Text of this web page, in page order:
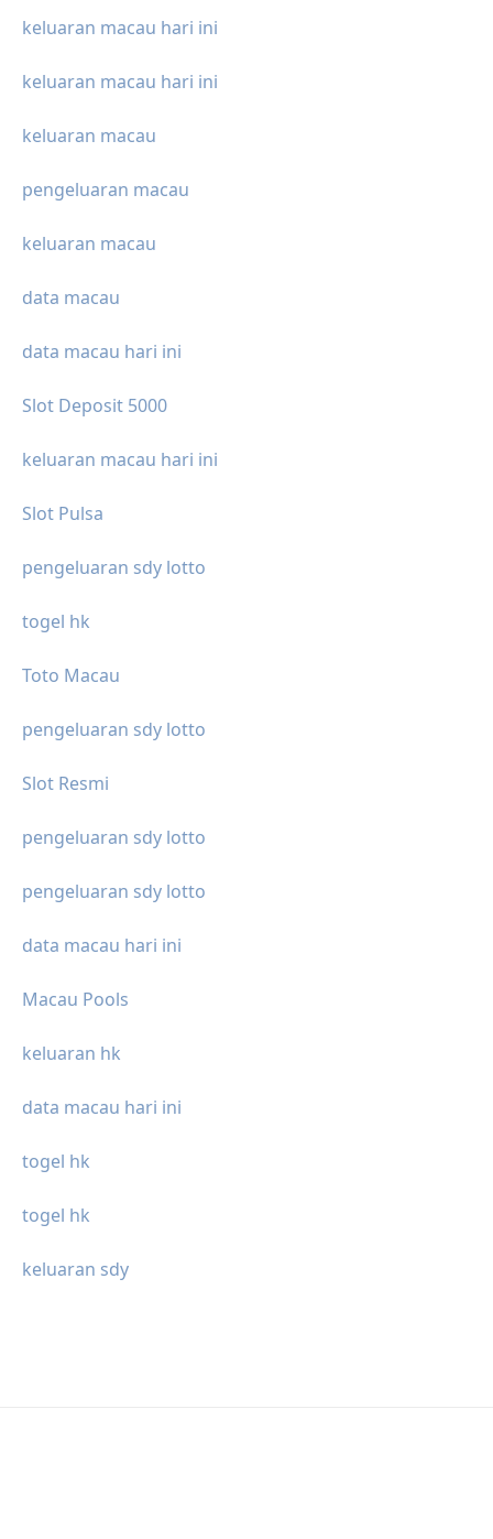
keluaran macau hari ini
keluaran macau hari ini
keluaran macau
pengeluaran macau
keluaran macau
data macau
data macau hari ini
Slot Deposit 5000
keluaran macau hari ini
Slot Pulsa
pengeluaran sdy lotto
togel hk
Toto Macau
pengeluaran sdy lotto
Slot Resmi
pengeluaran sdy lotto
pengeluaran sdy lotto
data macau hari ini
Macau Pools
keluaran hk
data macau hari ini
togel hk
togel hk
keluaran sdy